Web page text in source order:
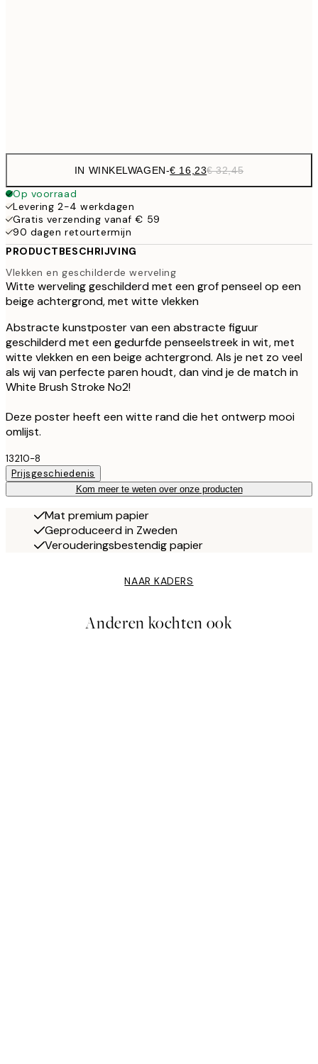
IN WINKELWAGEN-€ 16,23€ 32,45
Op voorraad
Levering 2-4 werkdagen
Gratis verzending vanaf € 59
90 dagen retourtermijn
PRODUCTBESCHRIJVING
Vlekken en geschilderde werveling
Witte werveling geschilderd met een grof penseel op een
beige achtergrond, met witte vlekken
Abstracte kunstposter van een abstracte figuur
geschilderd met een gedurfde penseelstreek in wit, met
witte vlekken en een beige achtergrond. Als je net zo veel
als wij van perfecte paren houdt, dan vind je de match in
White Brush Stroke No2!
Deze poster heeft een witte rand die het ontwerp mooi
omlijst.
13210-8
Prijsgeschiedenis
Kom meer te weten over onze producten
Mat premium papier
Geproduceerd in Zweden
Verouderingsbestendig papier
NAAR KADERS
Anderen kochten ook